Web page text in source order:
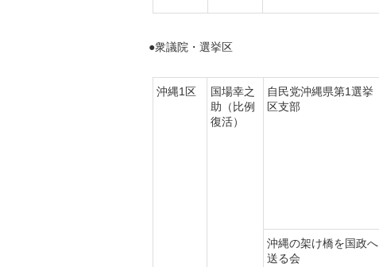
●衆議院・選挙区
沖縄1区
国場幸之
助（比例
復活）
自民党沖縄県第1選挙
区支部
沖縄の架け橋を国政へ
送る会